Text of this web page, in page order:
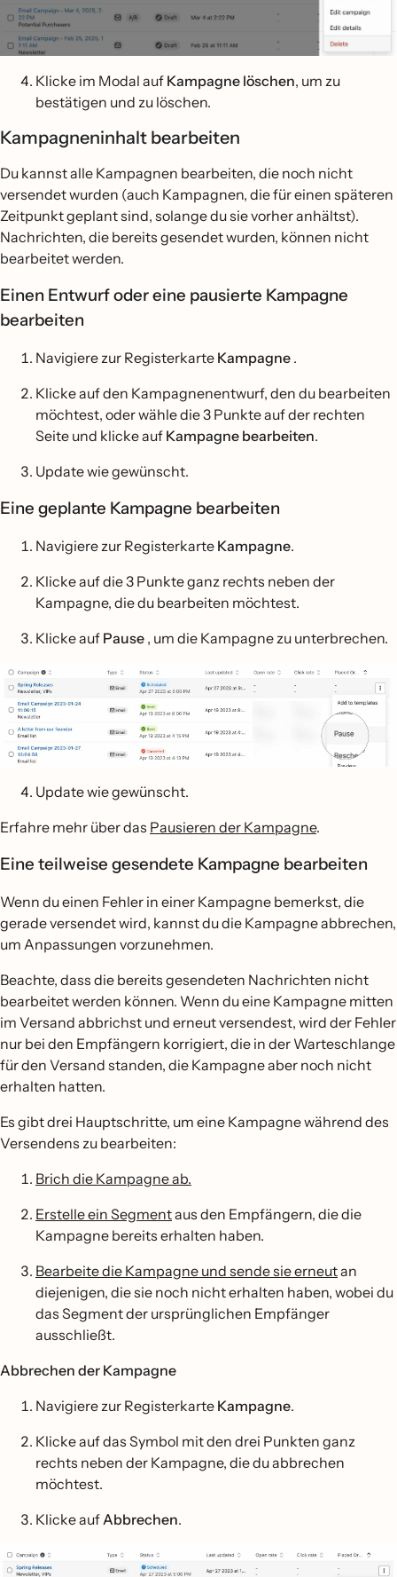
Klicke im Modal auf Kampagne löschen, um zu
bestätigen und zu löschen.
Kampagneninhalt bearbeiten
Du kannst alle Kampagnen bearbeiten, die noch nicht
versendet wurden (auch Kampagnen, die für einen späteren
Zeitpunkt geplant sind, solange du sie vorher anhältst).
Nachrichten, die bereits gesendet wurden, können nicht
bearbeitet werden.
Einen Entwurf oder eine pausierte Kampagne
bearbeiten
Navigiere zur Registerkarte Kampagne .
Klicke auf den Kampagnenentwurf, den du bearbeiten
möchtest, oder wähle die 3 Punkte auf der rechten
Seite und klicke auf Kampagne bearbeiten.
Update wie gewünscht.
Eine geplante Kampagne bearbeiten
Navigiere zur Registerkarte Kampagne.
Klicke auf die 3 Punkte ganz rechts neben der
Kampagne, die du bearbeiten möchtest.
Klicke auf Pause , um die Kampagne zu unterbrechen.
Update wie gewünscht.
Erfahre mehr über das Pausieren der Kampagne.
Eine teilweise gesendete Kampagne bearbeiten
Wenn du einen Fehler in einer Kampagne bemerkst, die
gerade versendet wird, kannst du die Kampagne abbrechen,
um Anpassungen vorzunehmen.
Beachte, dass die bereits gesendeten Nachrichten nicht
bearbeitet werden können. Wenn du eine Kampagne mitten
im Versand abbrichst und erneut versendest, wird der Fehler
nur bei den Empfängern korrigiert, die in der Warteschlange
für den Versand standen, die Kampagne aber noch nicht
erhalten hatten.
Es gibt drei Hauptschritte, um eine Kampagne während des
Versendens zu bearbeiten:
Brich die Kampagne ab.
Erstelle ein Segmentaus den Empfängern, die die
Kampagne bereits erhalten haben.
Bearbeite die Kampagne und sende sie erneutan
diejenigen, die sie noch nicht erhalten haben, wobei du
das Segment der ursprünglichen Empfänger
ausschließt.
Abbrechen der Kampagne
Navigiere zur Registerkarte Kampagne.
Klicke auf das Symbol mit den drei Punkten ganz
rechts neben der Kampagne, die du abbrechen
möchtest.
Klicke auf Abbrechen.